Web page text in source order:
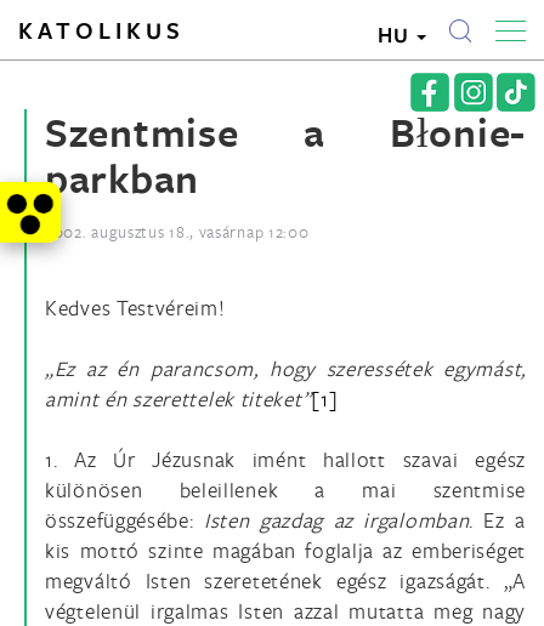
KATOLIKUS HU
Szentmise a Błonie-
parkban
2002. augusztus 18., vasárnap 12:00
Kedves Testvéreim!
„Ez az én parancsom, hogy szeressétek egymást,
amint én szerettelek titeket”[1]
1. Az Úr Jézusnak imént hallott szavai egész
különösen beleillenek a mai szentmise
összefüggésébe: Isten gazdag az irgalomban. Ez a
kis mottó szinte magában foglalja az emberiséget
megváltó Isten szeretetének egész igazságát. „A
végtelenül irgalmas Isten azzal mutatta meg nagy